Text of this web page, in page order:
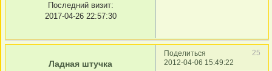
Последний визит:
2017-04-26 22:57:30
Поделиться
25
2012-04-06 15:49:22
Ладная штучка